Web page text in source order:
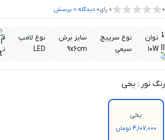
0
0 رای0 دیدگاه،0 پرسش
توان
10W
نوع سرپیچ
سیمی
سایز برش
9x6cm
نوع لامپ
LED
رنگ نور : یخی
یخی
4,107,000 تومان